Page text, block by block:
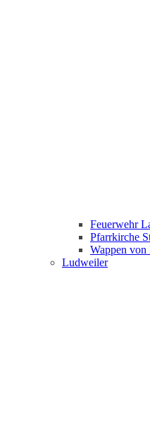
Feuerwehr
Pfarrkirche
Wappen von
Ludweiler